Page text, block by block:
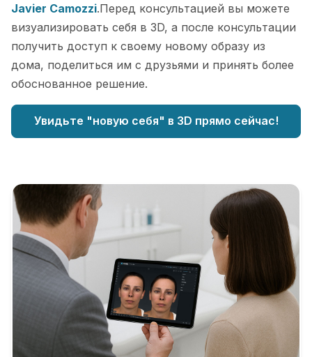
Javier Camozzi.Перед консультацией вы можете
визуализировать себя в 3D, а после консультации
получить доступ к своему новому образу из
дома, поделиться им с друзьями и принять более
обоснованное решение.
Увидьте "новую себя" в 3D прямо сейчас!